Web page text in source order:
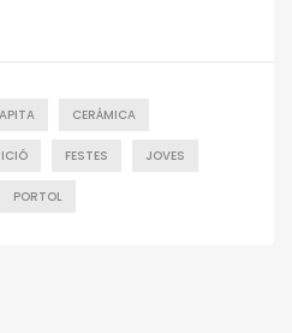
CERÁMICA
FESTES JOVES
PORTOL